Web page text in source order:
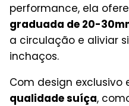
performance, ela
graduada de 20-
a circulação e aliviar
inchaços.
Com design exclusivo
qualidade suíça,